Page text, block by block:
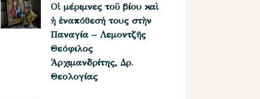
Οἱ μέριμνες τοῦ βίου καὶ
ἡ ἐναπόθεσή τους στὴν
Παναγία – Λεμοντζῆς
Θεόφιλος
Ἀρχιμανδρίτης, Δρ.
Θεολογίας